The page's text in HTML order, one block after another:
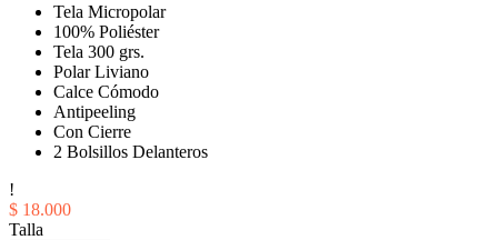
Tela Micropolar
100% Poliéster
Tela 300 grs.
Polar Liviano
Calce Cómodo
Antipeeling
Con Cierre
2 Bolsillos Delanteros
!
$ 18.000
Talla